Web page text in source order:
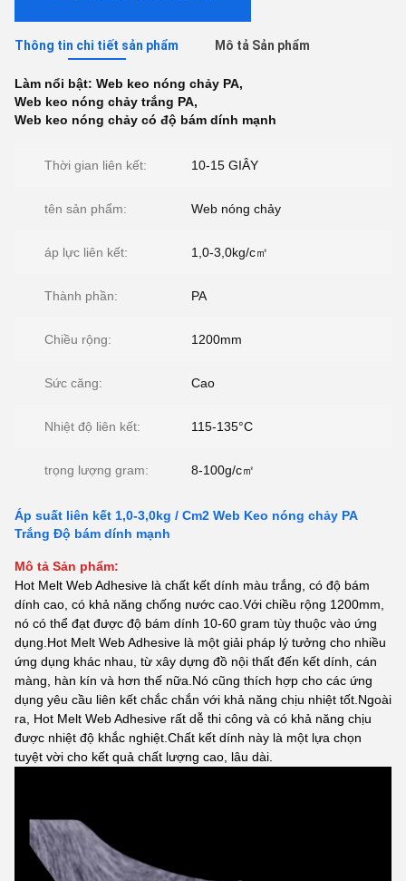
Thông tin chi tiết sản phẩm Mô tả Sản phẩm
Làm nổi bật: Web keo nóng chảy PA,
Web keo nóng chảy trắng PA,
Web keo nóng chảy có độ bám dính mạnh
Thời gian liên kết: 10-15 GIÂY
tên sản phẩm: Web nóng chảy
áp lực liên kết: 1,0-3,0kg/c㎡
Thành phần: PA
Chiều rộng: 1200mm
Sức căng: Cao
Nhiệt độ liên kết: 115-135°C
trọng lượng gram: 8-100g/c㎡
Áp suất liên kết 1,0-3,0kg / Cm2 Web Keo nóng chảy PA
Trắng Độ bám dính mạnh
Mô tả Sản phẩm:
Hot Melt Web Adhesive là chất kết dính màu trắng, có độ bám
dính cao, có khả năng chống nước cao.Với chiều rộng 1200mm,
nó có thể đạt được độ bám dính 10-60 gram tùy thuộc vào ứng
dụng.Hot Melt Web Adhesive là một giải pháp lý tưởng cho nhiều
ứng dụng khác nhau, từ xây dựng đồ nội thất đến kết dính, cán
màng, hàn kín và hơn thế nữa.Nó cũng thích hợp cho các ứng
dụng yêu cầu liên kết chắc chắn với khả năng chịu nhiệt tốt.Ngoài
ra, Hot Melt Web Adhesive rất dễ thi công và có khả năng chịu
được nhiệt độ khắc nghiệt.Chất kết dính này là một lựa chọn
tuyệt vời cho kết quả chất lượng cao, lâu dài.